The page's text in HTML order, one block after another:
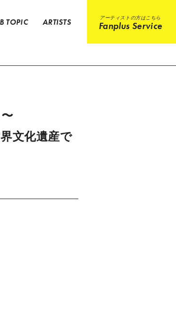
TOPIC ARTISTS アーティストの方はこちら
Fanplus Service
文化遺産で